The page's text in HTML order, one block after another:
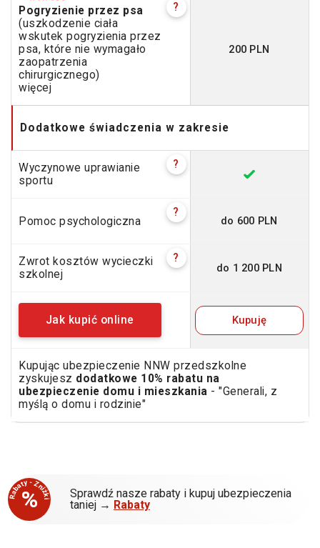
Pogryzienie przez psa
(uszkodzenie ciała
wskutek pogryzienia przez
psa, które nie wymagało
zaopatrzenia
chirurgicznego)
więcej
?
200 PLN
Dodatkowe świadczenia w zakresie
Wyczynowe uprawianie
sportu
?
Pomoc psychologiczna
?
do 600 PLN
Zwrot kosztów wycieczki
szkolnej
?
do 1 200 PLN
Jak kupić online Kupuję
Kupując ubezpieczenie NNW przedszkolne
zyskujesz dodatkowe 10% rabatu na
ubezpieczenie domu i mieszkania - "Generali, z
myślą o domu i rodzinie"
%
Rabaty - Zniżki
Sprawdź nasze rabaty i kupuj ubezpieczenia
taniej → Rabaty